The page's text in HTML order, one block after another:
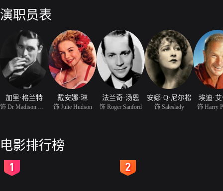
演职员表
加里·格兰特 戴安娜·琳
饰 Julie Hudson
法兰奇·汤恩
饰 Roger Sanford
安娜·Q·尼尔松
饰 Saleslady
埃迪·
饰 Harry
电影排行榜